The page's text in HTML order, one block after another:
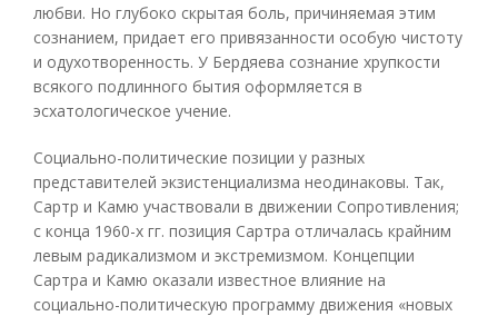
любви. Но глубоко скрытая боль, причиняемая этим
сознанием, придает его привязанности особую чистоту
и одухотворенность. У Бердяева сознание хрупкости
всякого подлинного бытия оформляется в
эсхатологическое учение.
Социально-политические позиции у разных
представителей экзистенциализма неодинаковы. Так,
Сартр и Камю участвовали в движении Сопротивления;
с конца 1960-х гг. позиция Сартра отличалась крайним
левым радикализмом и экстремизмом. Концепции
Сартра и Камю оказали известное влияние на
социально-политическую программу движения «новых